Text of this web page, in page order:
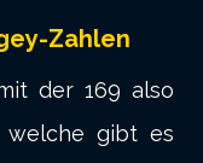
Zahlen
der 169 also
welche gibt es